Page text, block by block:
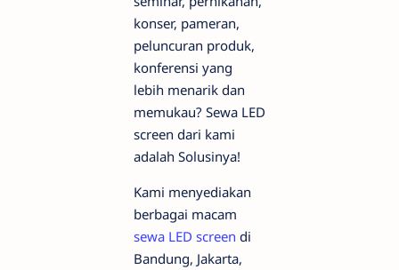
konser, pameran,
peluncuran produk,
konferensi yang
lebih menarik dan
memukau? Sewa LED
screen dari kami
adalah Solusinya!
Kami menyediakan
berbagai macam
sewa LED screen di
Bandung, Jakarta,